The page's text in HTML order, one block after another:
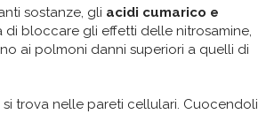
sostanze, gli acidi cumarico e
di bloccare gli effetti delle nitrosamine,
ai polmoni danni superiori a quelli di
trova nelle pareti cellulari. Cuocendoli